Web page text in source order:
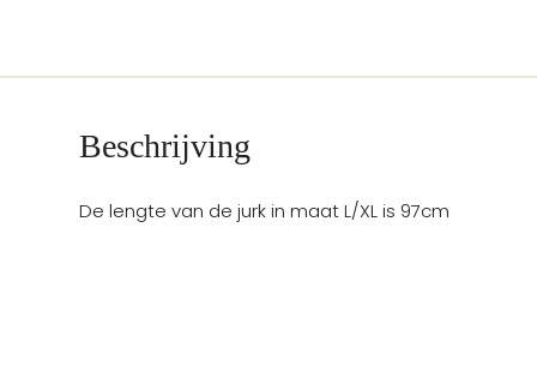
Beschrijving
De lengte van de jurk in maat L/XL is 97cm